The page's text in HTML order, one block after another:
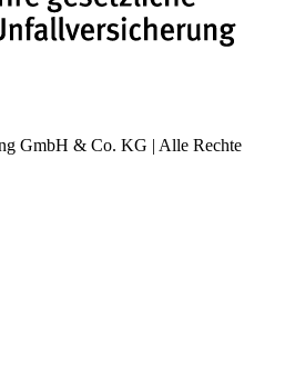
GmbH & Co. KG | Alle Rechte